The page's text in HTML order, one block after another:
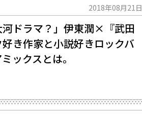
2018年08月21日
ドラマ？」伊東潤×『武田
き作家と小説好きロックバ
ックスとは。